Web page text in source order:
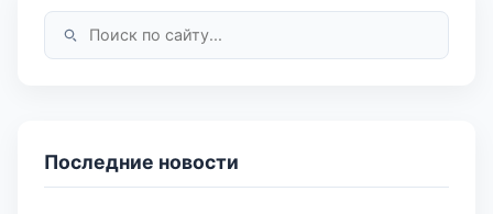
Последние новости